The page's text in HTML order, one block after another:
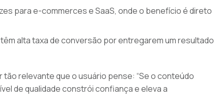
para e-commerces e SaaS, onde o benefício é direto
têm alta taxa de conversão por entregarem um resultado
relevante que o usuário pense: “Se o conteúdo
de qualidade constrói confiança e eleva a